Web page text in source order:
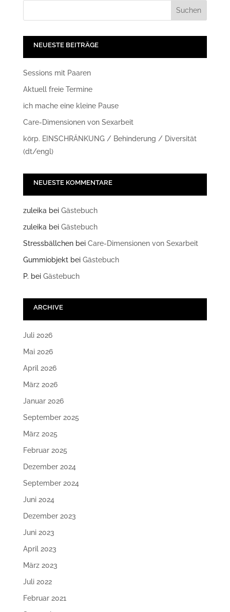
NEUESTE BEITRÄGE
Sessions mit Paaren
Aktuell freie Termine
ich mache eine kleine Pause
Care-Dimensionen von Sexarbeit
körp. EINSCHRÄNKUNG / Behinderung / Diversität
(dt/engl)
NEUESTE KOMMENTARE
zuleika bei Gästebuch
zuleika bei Gästebuch
Stressbällchenbei Care-Dimensionen von Sexarbeit
Gummiobjektbei Gästebuch
P. bei Gästebuch
ARCHIVE
Juli 2026
Mai 2026
April 2026
März 2026
Januar 2026
September 2025
März 2025
Februar 2025
Dezember 2024
September 2024
Juni 2024
Dezember 2023
Juni 2023
April 2023
März 2023
Juli 2022
Februar 2021